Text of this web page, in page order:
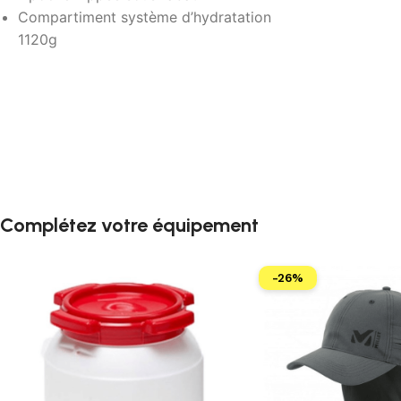
Compartiment système d’hydratation
1120g
Complétez votre équipement
-26%